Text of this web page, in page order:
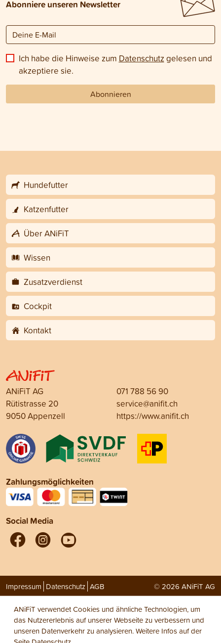
Abonniere unseren Newsletter
Ich habe die Hinweise zum Datenschutz gelesen und
akzeptiere sie.
Abonnieren
Hundefutter
Katzenfutter
Über ANiFiT
Wissen
Zusatzverdienst
Cockpit
Kontakt
ANiFiT AG
Rütistrasse 20
9050 Appenzell
071 788 56 90
service@anifit.ch
https://www.anifit.ch
Zahlungsmöglichkeiten
Social Media
Impressum Datenschutz AGB © 2026 ANiFiT AG
ANiFiT verwendet Cookies und ähnliche Technologien, um
das Nutzererlebnis auf unserer Webseite zu verbessern und
unseren Datenverkehr zu analysieren. Weitere Infos auf der